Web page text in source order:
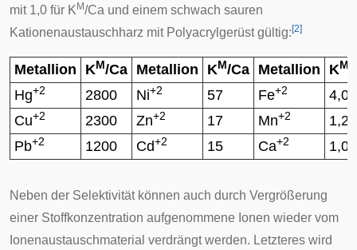
mit 1,0 für K M/Ca und einem schwach sauren
Kationenaustauschharz mit Polyacrylgerüst gültig: [2]
Metallion KM /Ca Metallion KM /Ca Metallion KM
Hg+2 2800 Ni+2 57 Fe+2
4,0
Cu+2 2300 Zn+2 17 Mn+2
1,2
Pb+2 1200 Cd+2 15 Ca+2 1,0
Neben der Selektivität können auch durch Vergrößerung
einer Stoffkonzentration aufgenommene Ionen wieder vom
Ionenaustauschmaterial verdrängt werden. Letzteres wird